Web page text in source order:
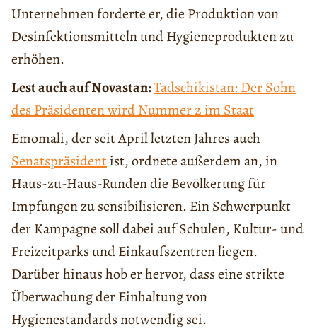
Unternehmen forderte er, die Produktion von
Desinfektionsmitteln und Hygieneprodukten zu
erhöhen.
Lest auch auf Novastan:Tadschikistan: Der Sohn
des Präsidenten wird Nummer 2 im Staat
Emomali, der seit April letzten Jahres auch
Senatspräsidentist, ordnete außerdem an, in
Haus-zu-Haus-Runden die Bevölkerung für
Impfungen zu sensibilisieren. Ein Schwerpunkt
der Kampagne soll dabei auf Schulen, Kultur- und
Freizeitparks und Einkaufszentren liegen.
Darüber hinaus hob er hervor, dass eine strikte
Überwachung der Einhaltung von
Hygienestandards notwendig sei.